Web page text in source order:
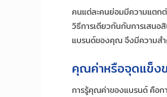
คนแต่ละคนย่อมมีความแตก
วิธีการเดียวกันกับการเสน
แบรนด์ของคุณ จึงมีความสำ
คุณค่าหรือจุดแข็ง
การรู้คุณค่าของแบรนด์ คือก